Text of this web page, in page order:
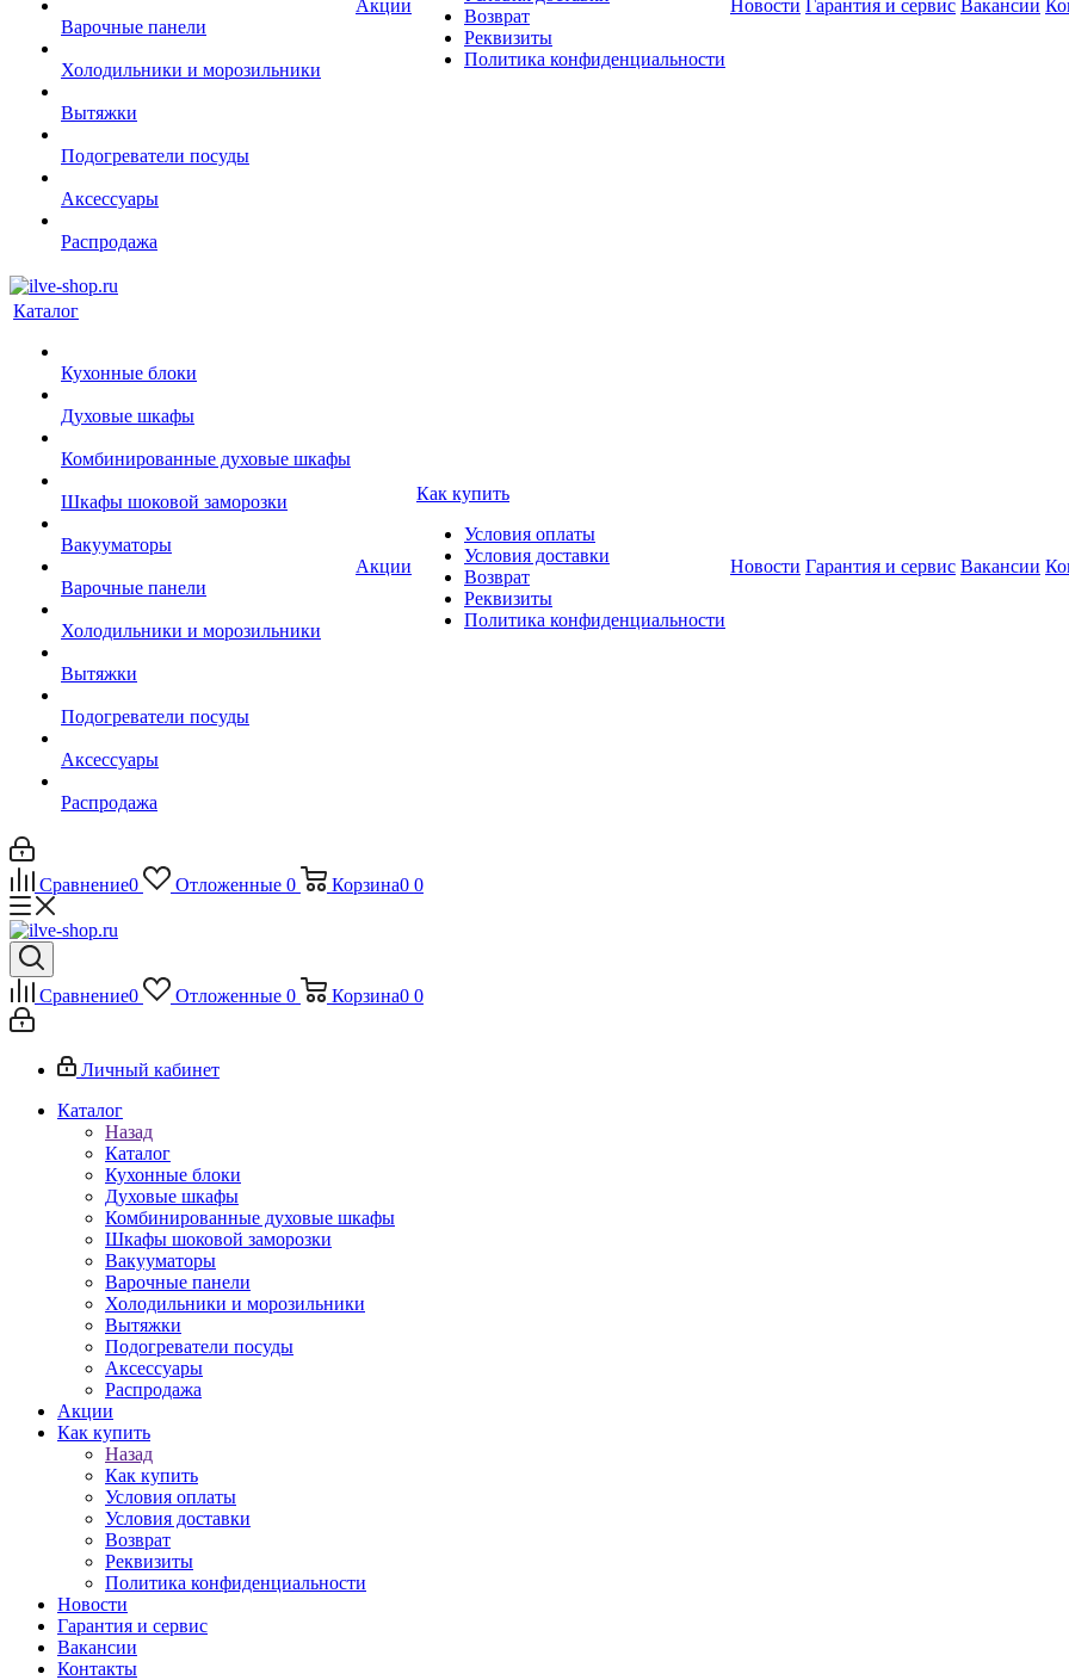
Варочные панели
Холодильники и морозильники
Вытяжки
Подогреватели посуды
Аксессуары
Распродажа
Акции
Возврат
Реквизиты
Политика конфиденциальности
Новости Гарантия и сервис Вакансии
Каталог
Кухонные блоки
Духовые шкафы
Комбинированные духовые шкафы
Шкафы шоковой заморозки
Вакууматоры
Варочные панели
Холодильники и морозильники
Вытяжки
Подогреватели посуды
Аксессуары
Распродажа
Акции
Как купить
Условия оплаты
Условия доставки
Возврат
Реквизиты
Политика конфиденциальности
Новости Гарантия и сервис Вакансии
Сравнение0 Отложенные 0 Корзина0 0
Сравнение0 Отложенные 0 Корзина0 0
Личный кабинет
Каталог
Назад
Каталог
Кухонные блоки
Духовые шкафы
Комбинированные духовые шкафы
Шкафы шоковой заморозки
Вакууматоры
Варочные панели
Холодильники и морозильники
Вытяжки
Подогреватели посуды
Аксессуары
Распродажа
Акции
Как купить
Назад
Как купить
Условия оплаты
Условия доставки
Возврат
Реквизиты
Политика конфиденциальности
Новости
Гарантия и сервис
Вакансии
Контакты